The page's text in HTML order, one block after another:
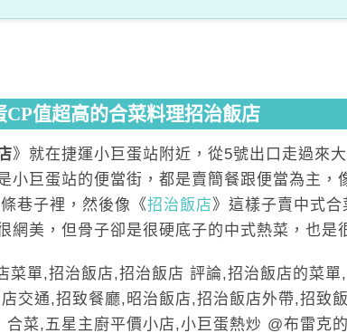
CP值超高的合菜料理招治飯店
》就在捷運小巨蛋站附近，從5號出口走過來
小巨蛋站的便當街，都是賣簡餐跟便當為主，
巷子裡，然後像《招治飯店》這樣子賣中式
網美，但骨子卻是很硬底子的中式熱菜，也是